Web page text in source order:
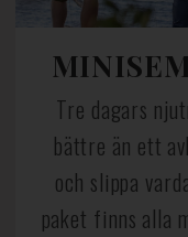
Tre dagars
bättre än ett
och slippa
paket finns alla